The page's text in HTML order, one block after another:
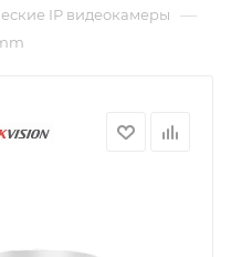
IP видеокамеры —